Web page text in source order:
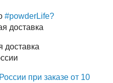
#powderLife?
доставка
при заказе от 10